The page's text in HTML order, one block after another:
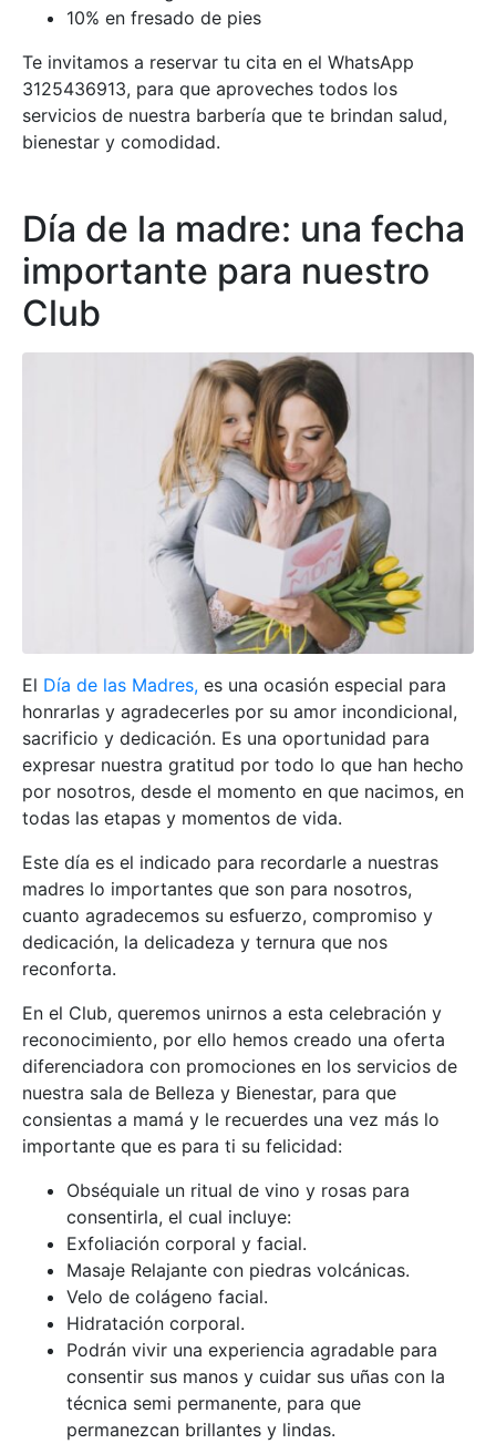
10% en fresado de pies
Te invitamos a reservar tu cita en el WhatsApp
3125436913, para que aproveches todos los
servicios de nuestra barbería que te brindan salud,
bienestar y comodidad.
Día de la madre: una fecha
importante para nuestro
Club
El Día de las Madres, es una ocasión especial para
honrarlas y agradecerles por su amor incondicional,
sacrificio y dedicación. Es una oportunidad para
expresar nuestra gratitud por todo lo que han hecho
por nosotros, desde el momento en que nacimos, en
todas las etapas y momentos de vida.
Este día es el indicado para recordarle a nuestras
madres lo importantes que son para nosotros,
cuanto agradecemos su esfuerzo, compromiso y
dedicación, la delicadeza y ternura que nos
reconforta.
En el Club, queremos unirnos a esta celebración y
reconocimiento, por ello hemos creado una oferta
diferenciadora con promociones en los servicios de
nuestra sala de Belleza y Bienestar, para que
consientas a mamá y le recuerdes una vez más lo
importante que es para ti su felicidad:
Obséquiale un ritual de vino y rosas para
consentirla, el cual incluye:
Exfoliación corporal y facial.
Masaje Relajante con piedras volcánicas.
Velo de colágeno facial.
Hidratación corporal.
Podrán vivir una experiencia agradable para
consentir sus manos y cuidar sus uñas con la
técnica semi permanente, para que
permanezcan brillantes y lindas.